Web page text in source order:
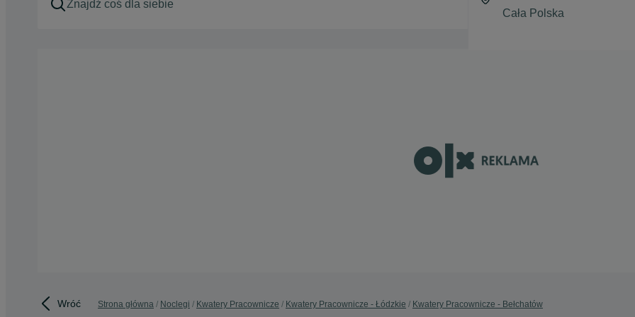
Wróć Strona główna Noclegi Kwatery Pracownicze Kwatery Pracownicze - Łódzkie Kwatery Pracownicze - Bełchatów